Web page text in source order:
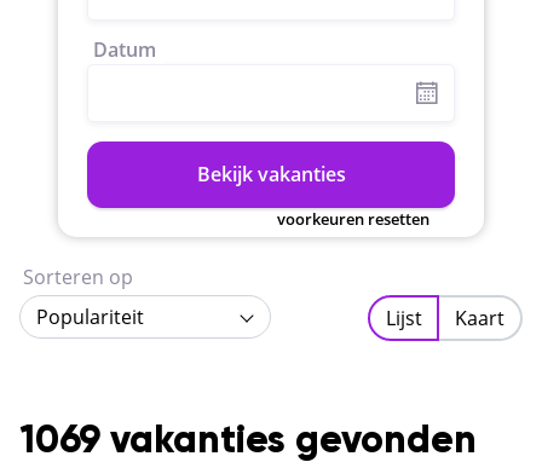
Datum
Bekijk vakanties
voorkeuren resetten
1069 vakanties gevonden
Sorteren op
Populariteit
Lijst Kaart